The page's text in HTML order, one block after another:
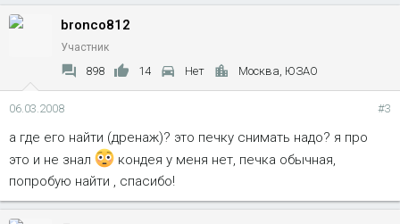
bronco812
Участник
898 14 Нет Москва, ЮЗАО
06.03.2008 #3
а где его найти (дренаж)? это печку снимать надо? я про
это и не знал
кондея у меня нет, печка обычная,
попробую найти , спасибо!